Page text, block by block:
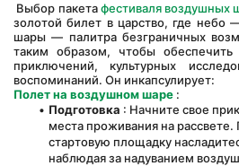
Выбор пакета фестиваля воздушных
золотой билет в царство, где небо
шары — палитра безграничных
таким образом, чтобы обеспечить
приключений, культурных
воспоминаний. Он инкапсулирует:
Полет на воздушном шаре :
Подготовка : Начните свое
места проживания на
стартовую площадку
наблюдая за надуванием